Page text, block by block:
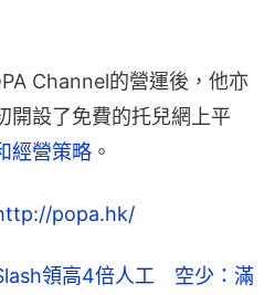
Channel的營運後，他亦
開設了免費的托兒網上平
經營策略 。
popa.hk/
領高4倍人工 空少：滿